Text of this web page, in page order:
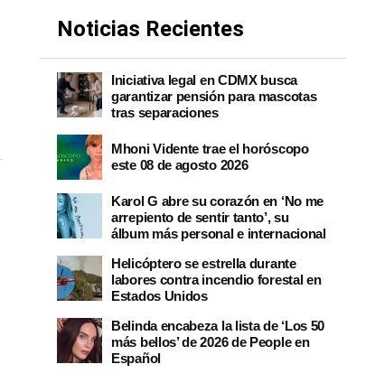
Noticias Recientes
Iniciativa legal en CDMX busca
garantizar pensión para mascotas
tras separaciones
Mhoni Vidente trae el horóscopo
este 08 de agosto 2026
Karol G abre su corazón en ‘No me
arrepiento de sentir tanto’, su
álbum más personal e internacional
Helicóptero se estrella durante
labores contra incendio forestal en
Estados Unidos
Belinda encabeza la lista de ‘Los 50
más bellos’ de 2026 de People en
Español